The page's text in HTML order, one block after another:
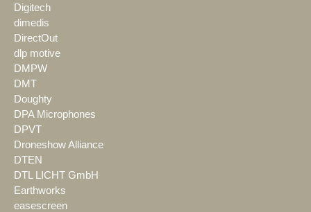
Digitech
dimedis
DirectOut
dlp motive
DMPW
DMT
Doughty
DPA Microphones
DPVT
Droneshow Alliance
DTEN
DTL LICHT GmbH
Earthworks
easescreen